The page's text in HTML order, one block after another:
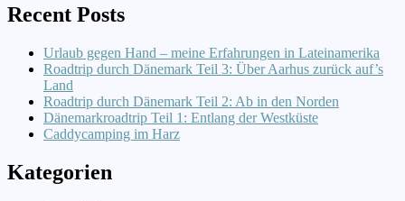
Recent Posts
Urlaub gegen Hand – meine Erfahrungen in Lateinamerika
Roadtrip durch Dänemark Teil 3: Über Aarhus zurück auf’s
Land
Roadtrip durch Dänemark Teil 2: Ab in den Norden
Dänemarkroadtrip Teil 1: Entlang der Westküste
Caddycamping im Harz
Kategorien